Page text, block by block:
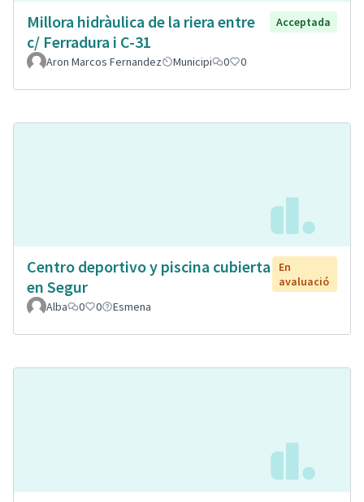
Millora hidràulica de la riera entre
c/ Ferradura i C-31
Acceptada
Aron Marcos Fernandez Municipi 0 0
Centro deportivo y piscina cubierta
en Segur
En
avaluació
Alba
0 0 Esmena